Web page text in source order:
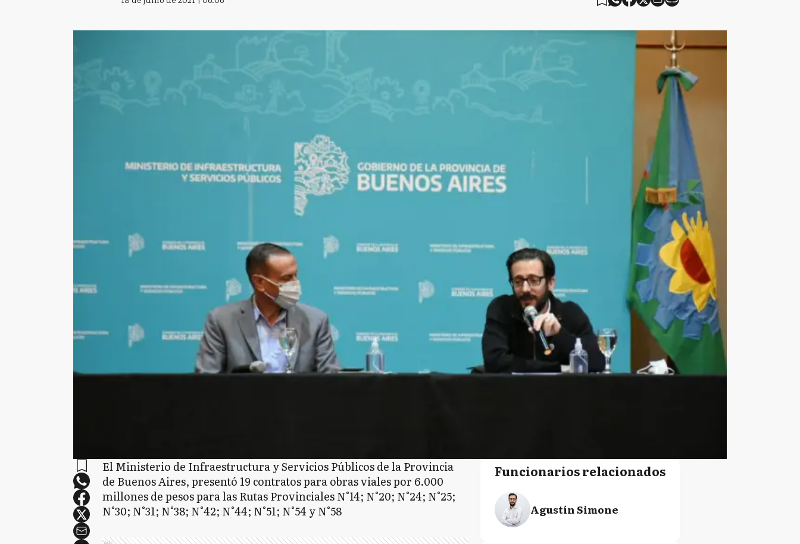
El Ministerio de Infraestructura y Servicios Públicos de la Provincia
de Buenos Aires, presentó 19 contratos para obras viales por 6.000
millones de pesos para las Rutas Provinciales N°14; N°20; N°24; N°25;
N°30; N°31; N°38; N°42; N°44; N°51; N°54 y N°58
Ads
Funcionarios relacionados
Agustín Simone